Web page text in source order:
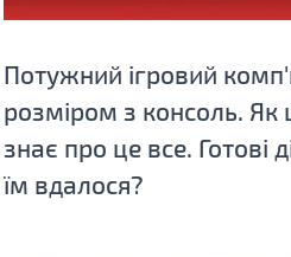
Потужний ігровий
розміром з консоль. Як
знає про це все. Готові
їм вдалося?